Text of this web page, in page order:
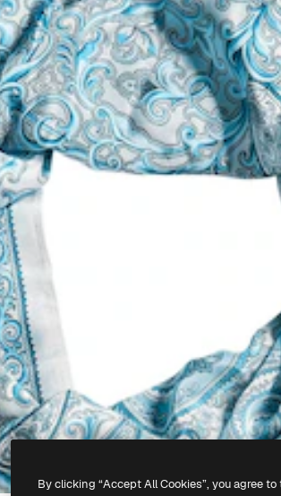
By clicking “Accept All Cookies”, you agree